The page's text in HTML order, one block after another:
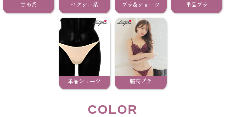
甘め系 セクシー系 ブラ&ショーツ 単品ブラ
単品ショーツ 脇高ブラ
COLOR